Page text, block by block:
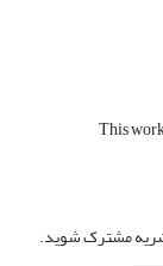
This
مشترک شوید.